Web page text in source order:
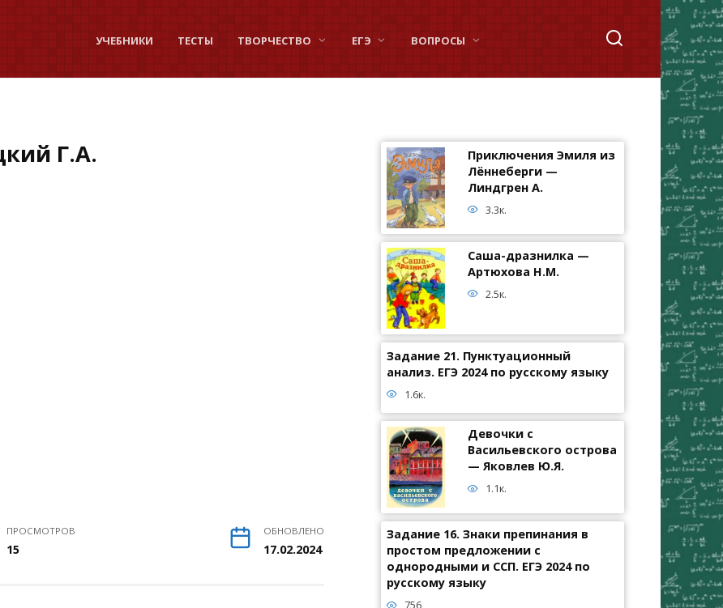
УЧЕБНИКИ ТЕСТЫ ТВОРЧЕСТВО ЕГЭ ВОПРОСЫ
Г.А.
ПРОСМОТРОВ
15
ОБНОВЛЕНО
17.02.2024
Приключения Эмиля из
Лённеберги —
Линдгрен А.
3.3к.
Саша-дразнилка —
Артюхова Н.М.
2.5к.
Задание 21. Пунктуационный
анализ. ЕГЭ 2024 по русскому языку
1.6к.
Девочки с
Васильевского острова
— Яковлев Ю.Я.
1.1к.
Задание 16. Знаки препинания в
простом предложении с
однородными и ССП. ЕГЭ 2024 по
русскому языку
756